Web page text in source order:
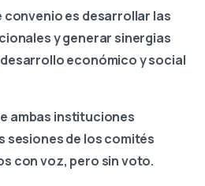
convenio es desarrollar las
y generar sinergias
económico y social
ambas instituciones
sesiones de los comités
con voz, pero sin voto.